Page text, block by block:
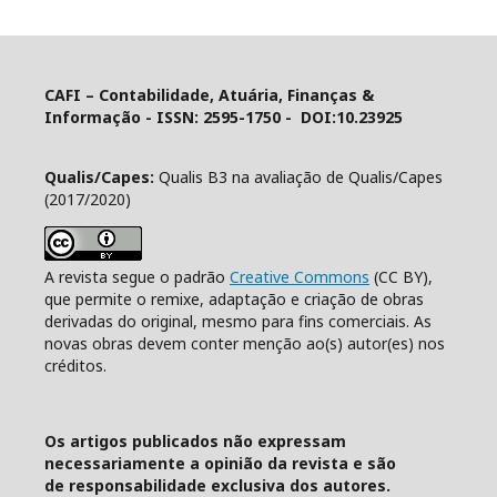
CAFI – Contabilidade, Atuária, Finanças &
Informação - ISSN: 2595-1750 - DOI:10.23925
Qualis/Capes: Qualis B3 na avaliação de Qualis/Capes
(2017/2020)
A revista segue o padrão Creative Commons (CC BY),
que permite o remixe, adaptação e criação de obras
derivadas do original, mesmo para fins comerciais. As
novas obras devem conter menção ao(s) autor(es) nos
créditos.
Os artigos publicados não expressam
necessariamente a opinião da revista e são
de responsabilidade exclusiva dos autores.